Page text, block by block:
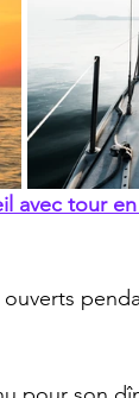
avec tour